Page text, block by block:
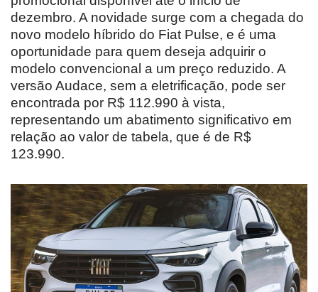
dezembro. A novidade surge com a chegada do
novo modelo híbrido do Fiat Pulse, e é uma
oportunidade para quem deseja adquirir o
modelo convencional a um preço reduzido. A
versão Audace, sem a eletrificação, pode ser
encontrada por R$ 112.990 à vista,
representando um abatimento significativo em
relação ao valor de tabela, que é de R$
123.990.